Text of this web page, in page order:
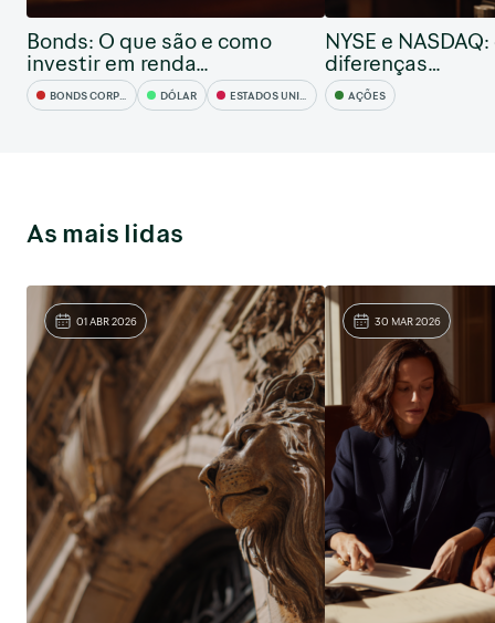
Bonds: O que são e como
investir em renda…
BONDS CORPORATIVOS DÓLAR ESTADOS UNIDOS
NYSE e
diferenças…
AÇÕES
As mais lidas
01 ABR 2026 30 MAR 2026